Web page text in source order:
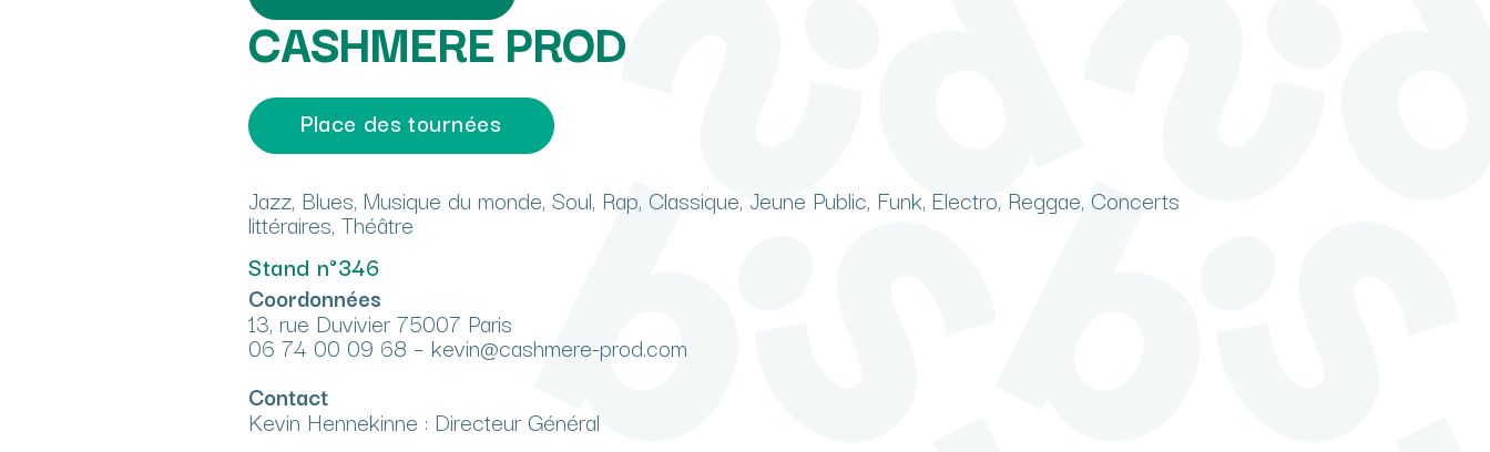
CASHMERE PROD
Place des tournées
Jazz, Blues, Musique du monde, Soul, Rap, Classique, Jeune Public, Funk, Electro, Reggae, Concerts
littéraires, Théâtre
Stand n°346
Coordonnées
13, rue Duvivier 75007 Paris
06 74 00 09 68 – kevin@cashmere-prod.com
Contact
Kevin Hennekinne : Directeur Général